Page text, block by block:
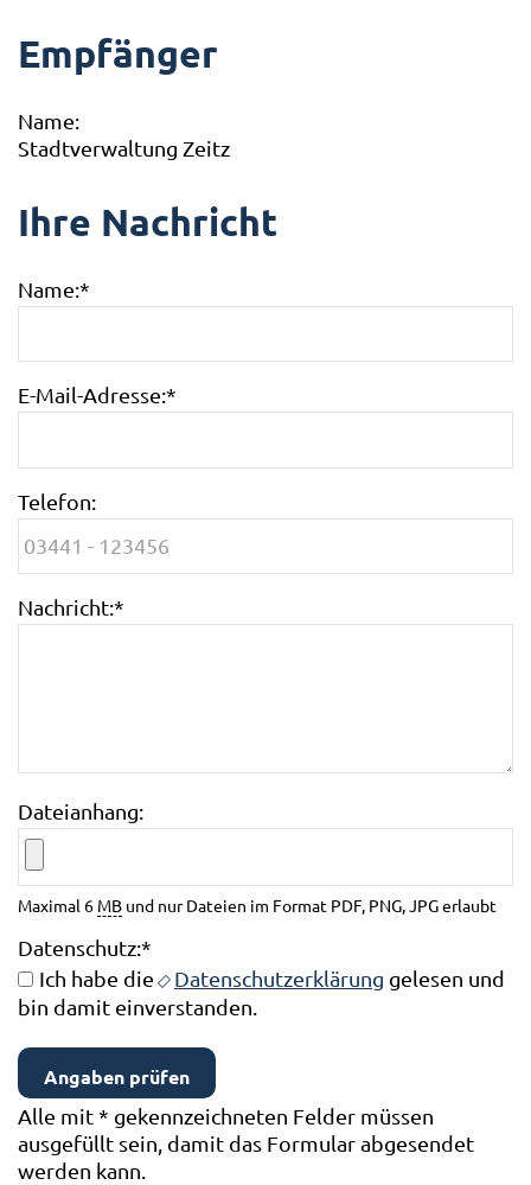
Empfänger
Name:
Stadtverwaltung Zeitz
Ihre Nachricht
Name:*
E-Mail-Adresse:*
Telefon:
Nachricht:*
Dateianhang:
Maximal 6 MB und nur Dateien im Format PDF, PNG, JPG erlaubt
Datenschutz:*
Ich habe die
Datenschutzerklärung gelesen und
bin damit einverstanden.
Alle mit* gekennzeichneten Felder müssen
ausgefüllt sein, damit das Formular abgesendet
werden kann.